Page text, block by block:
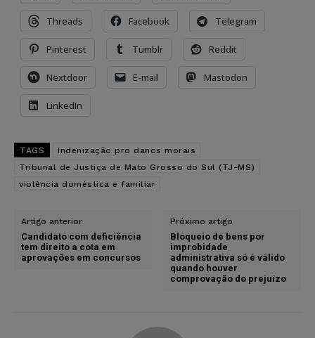
Threads Facebook Telegram
Pinterest Tumblr Reddit
Nextdoor E-mail Mastodon
LinkedIn
TAGS
Indenização pro danos morais
Tribunal de Justiça de Mato Grosso do Sul (TJ-MS)
violência doméstica e familiar
Artigo anterior
Candidato com deficiência
tem direito a cota em
aprovações em concursos
Próximo artigo
Bloqueio de bens por
improbidade
administrativa só é válido
quando houver
comprovação do prejuízo